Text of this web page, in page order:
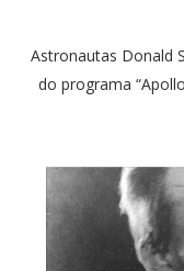
Astronautas Donald
do programa